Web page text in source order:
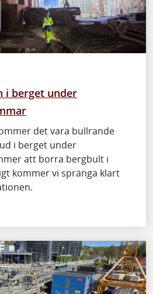
i berget under
det vara bullrande
i berget under
att borra bergbult i
kommer vi spränga klart